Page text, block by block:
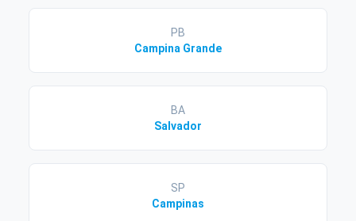
PB
Campina Grande
BA
Salvador
SP
Campinas